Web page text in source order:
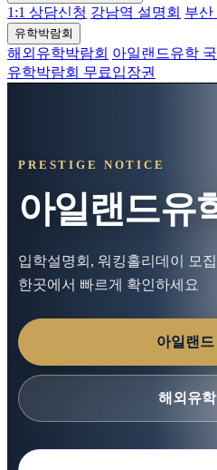
1:1 상담신청 강남역 설명회 부산
유학박람회
해외유학박람회 아일랜드유학
유학박람회 무료입장권
PRESTIGE NOTICE
아일랜드유
입학설명회, 워킹홀리데이 모
한곳에서 빠르게 확인하세요
아일랜드
해외유